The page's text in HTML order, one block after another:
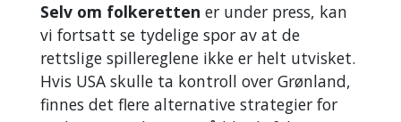
Selv om folkeretten er under press, kan
vi fortsatt se tydelige spor av at de
rettslige spillereglene ikke er helt utvisket.
Hvis USA skulle ta kontroll over Grønland,
finnes det flere alternative strategier for